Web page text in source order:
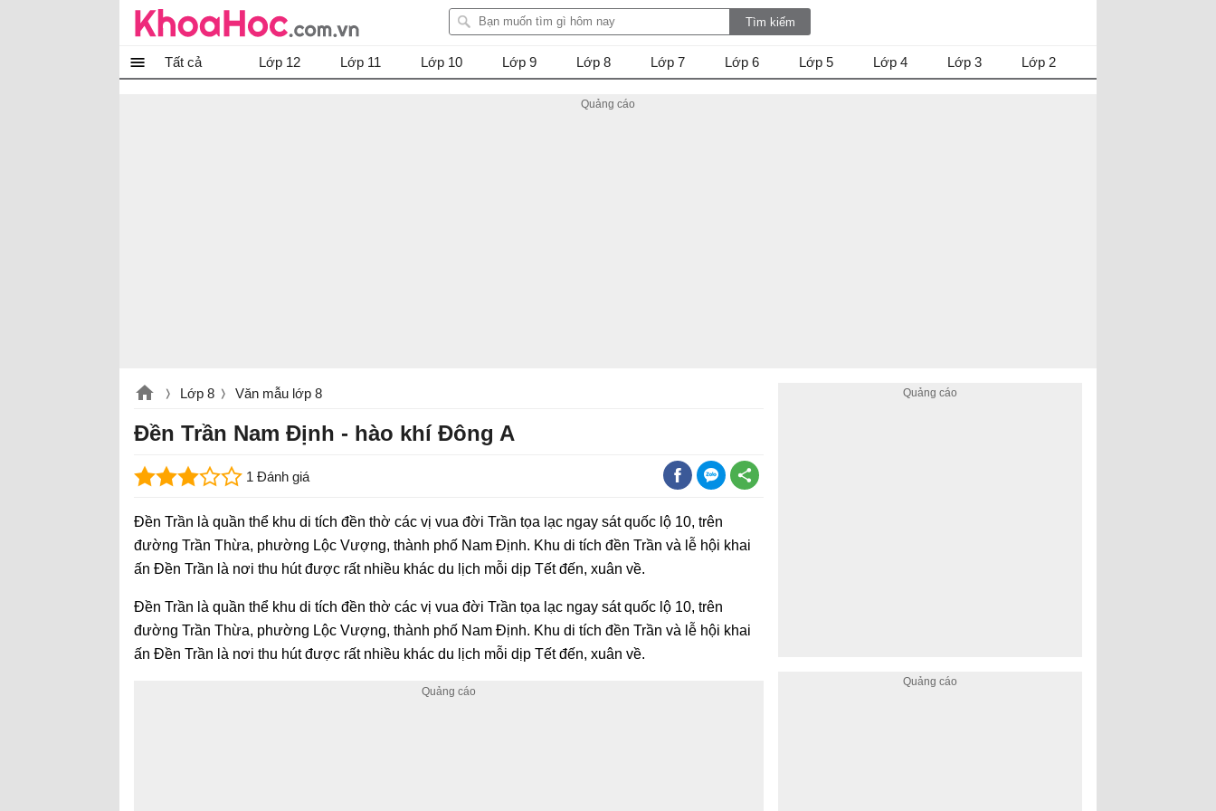
Tất cả Lớp 12 Lớp 11 Lớp 10 Lớp 9 Lớp 8 Lớp 7 Lớp 6 Lớp 5 Lớp 4 Lớp 3 Lớp 2
Lớp 8 Văn mẫu lớp 8
Đền Trần Nam Định - hào khí Đông A
1 Đánh giá
Đền Trần là quần thể khu di tích đền thờ các vị vua đời Trần tọa lạc ngay sát quốc lộ 10, trên
đường Trần Thừa, phường Lộc Vượng, thành phố Nam Định. Khu di tích đền Trần và lễ hội khai
ấn Đền Trần là nơi thu hút được rất nhiều khác du lịch mỗi dịp Tết đến, xuân về.
Đền Trần là quần thể khu di tích đền thờ các vị vua đời Trần tọa lạc ngay sát quốc lộ 10, trên
đường Trần Thừa, phường Lộc Vượng, thành phố Nam Định. Khu di tích đền Trần và lễ hội khai
ấn Đền Trần là nơi thu hút được rất nhiều khác du lịch mỗi dịp Tết đến, xuân về.